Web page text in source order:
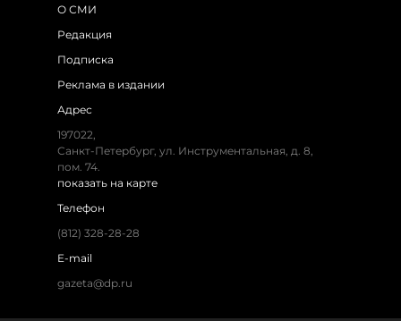
О СМИ
Редакция
Подписка
Реклама в издании
Адрес
197022,
Санкт-Петербург, ул. Инструментальная, д. 8,
пом. 74.
показать на карте
Телефон
(812) 328-28-28
E-mail
gazeta@dp.ru